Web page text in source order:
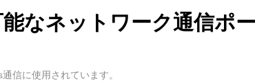
なネットワーク通信ポ
信に使用されています。